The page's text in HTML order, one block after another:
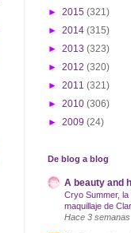
► 2015 (321)
► 2014 (315)
► 2013 (323)
► 2012 (320)
► 2011 (321)
► 2010 (306)
► 2009 (24)
De blog a blog
A beauty and
Cryo Summer,
maquillaje de
Hace 3 semanas